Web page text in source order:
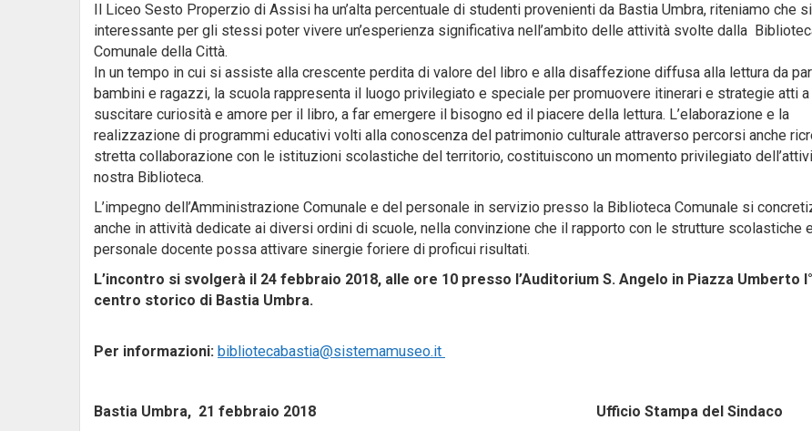
Il Liceo Sesto Properzio di Assisi ha un’alta percentuale di studenti provenienti da Bastia Umbra, riteniamo che
interessante per gli stessi poter vivere un’esperienza significativa nell’ambito delle attività svolte dalla
Comunale della Città.
In un tempo in cui si assiste alla crescente perdita di valore del libro e alla disaffezione diffusa alla lettura da
bambini e ragazzi, la scuola rappresenta il luogo privilegiato e speciale per promuovere itinerari e strategie atti a
suscitare curiosità e amore per il libro, a far emergere il bisogno ed il piacere della lettura. L’elaborazione e la
realizzazione di programmi educativi volti alla conoscenza del patrimonio culturale attraverso percorsi anche
stretta collaborazione con le istituzioni scolastiche del territorio, costituiscono un momento privilegiato
nostra Biblioteca.
L’impegno dell’Amministrazione Comunale e del personale in servizio presso la Biblioteca Comunale si
anche in attività dedicate ai diversi ordini di scuole, nella convinzione che il rapporto con le strutture scolastiche
personale docente possa attivare sinergie foriere di proficui risultati.
L’incontro si svolgerà il 24 febbraio 2018, alle ore 10 presso l’Auditorium S. Angelo in Piazza Umberto
centro storico di Bastia Umbra.
Per informazioni: bibliotecabastia@sistemamuseo.it
Bastia Umbra, 21 febbraio 2018 Ufficio Stampa del Sindaco